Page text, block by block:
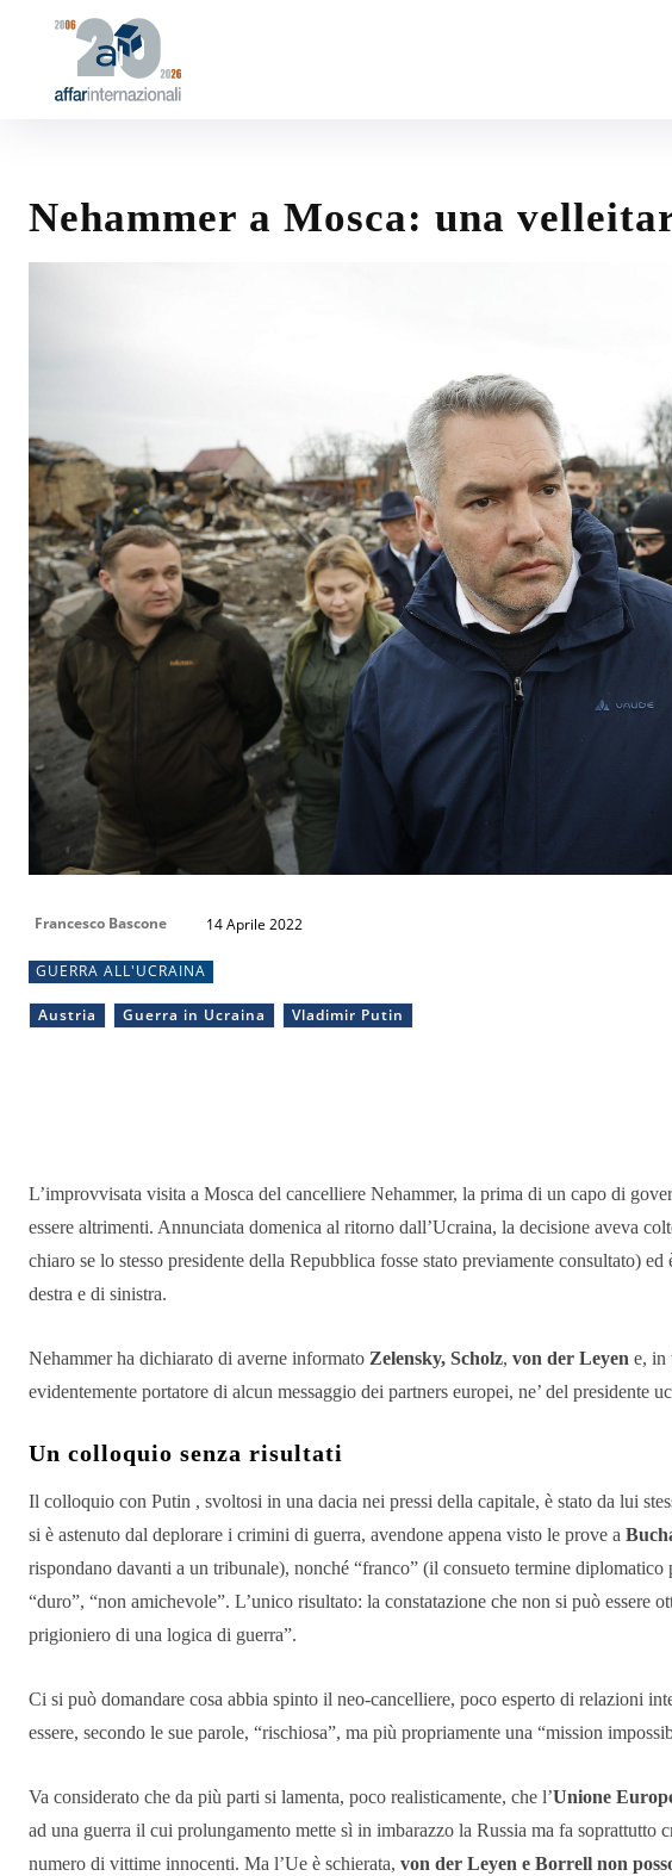
Nehammer a Mosca: una
Francesco Bascone 14 Aprile 2022
GUERRA ALL'UCRAINA
Austria Guerra in Ucraina Vladimir Putin
L’improvvisata visita a Mosca del cancelliere Nehammer, la prima di un capo di
essere altrimenti. Annunciata domenica al ritorno dall’Ucraina, la decisione aveva
chiaro se lo stesso presidente della Repubblica fosse stato previamente consultato)
destra e di sinistra.
Nehammer ha dichiarato di averne informato Zelensky, Scholz, von der Leyen e, in
evidentemente portatore di alcun messaggio dei partners europei, ne’ del presidente
Un colloquio senza risultati
Il colloquio con Putin , svoltosi in una dacia nei pressi della capitale, è stato da lui
si è astenuto dal deplorare i crimini di guerra, avendone appena visto le prove a
rispondano davanti a un tribunale), nonché “franco” (il consueto termine
“duro”, “non amichevole”. L’unico risultato: la constatazione che non si può essere
prigioniero di una logica di guerra”.
Ci si può domandare cosa abbia spinto il neo-cancelliere, poco esperto di relazioni
essere, secondo le sue parole, “rischiosa”, ma più propriamente una “mission
Va considerato che da più parti si lamenta, poco realisticamente, che l’Unione
ad una guerra il cui prolungamento mette sì in imbarazzo la Russia ma fa soprattutto
numero di vittime innocenti. Ma l’Ue è schierata, von der Leyen e Borrell non